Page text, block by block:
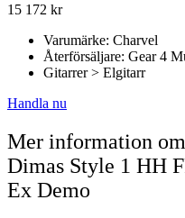
15 172 kr
Varumärke: Charvel
Återförsäljare: Gear 4
Gitarrer > Elgitarr
Handla nu
Mer information
Dimas Style 1 HH
Ex Demo